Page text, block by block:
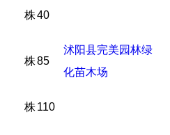
沭阳县完美园林绿
化苗木场
株40
株85
株110